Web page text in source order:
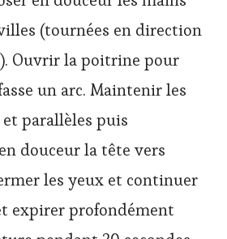
(tournées en direction
Ouvrir la poitrine pour
un arc. Maintenir les
parallèles puis
douceur la tête vers
les yeux et continuer
expirer profondément